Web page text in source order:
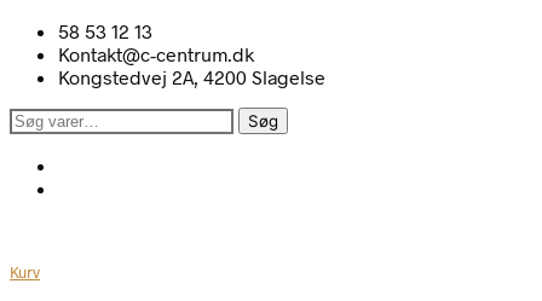
58 53 12 13
Kontakt@c-centrum.dk
Kongstedvej 2A, 4200 Slagelse
Søg
Søg
Kurv